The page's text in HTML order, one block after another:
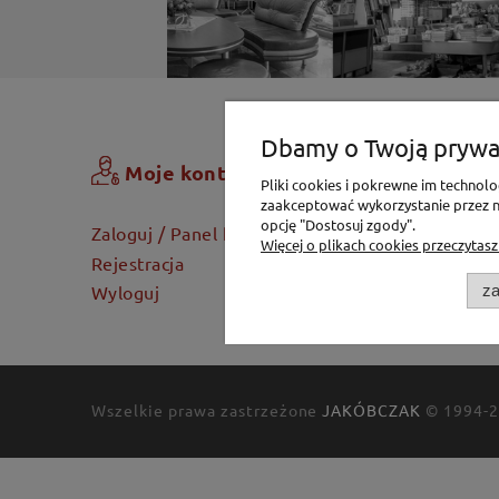
Moje konto
Zaloguj / Panel klienta
Rejestracja
Wyloguj
Dostawa
Twoje
Wszelkie prawa zastrzeżone JAKÓBCZAK © 1994-
Dbamy o Twoją
Pliki cookies i pokrewne im
zaakceptować wykorzystanie przez
opcję "Dostosuj zgody".
Więcej o plikach cookies